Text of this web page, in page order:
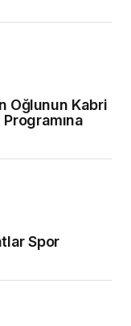
Oğlunun Kabri
Spor